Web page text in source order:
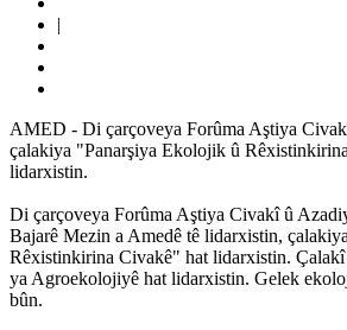
|
AMED - Di çarçoveya Forûma Aştiya
çalakiya "Panarşiya Ekolojik û
lidarxistin.
Di çarçoveya Forûma Aştiya Civakî û
Bajarê Mezin a Amedê tê lidarxistin,
Rêxistinkirina Civakê" hat lidarxistin.
ya Agroekolojiyê hat lidarxistin. Gelek
bûn.